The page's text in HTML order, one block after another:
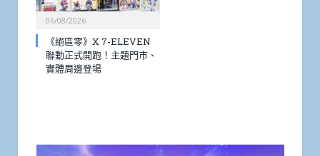
06/08/2026
《絕區零》X 7-ELEVEN
聯動正式開跑！主題門市、
實體周邊登場